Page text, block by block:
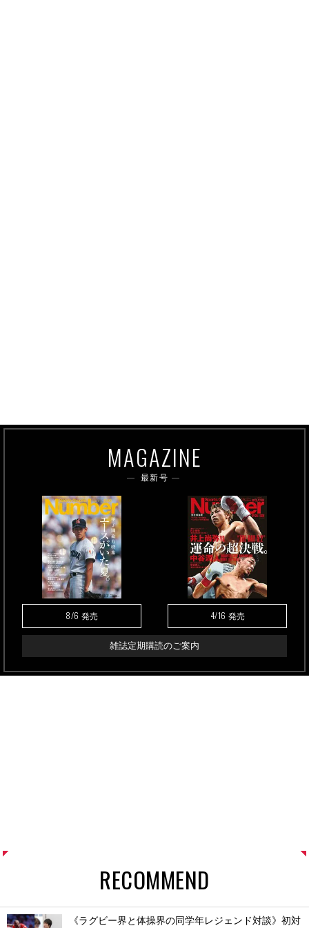
MAGAZINE
最新号
8/6 発売 4/16 発売
雑誌定期購読のご案内
RECOMMEND
《ラグビー界と体操界の同学年レジェンド対談》初対